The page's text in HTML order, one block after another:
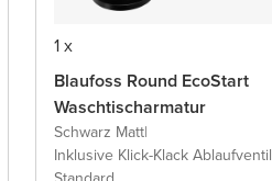
1 x
Blaufoss Round EcoStart
Waschtischarmatur
Schwarz Matt|
Inklusive Klick-Klack Ablaufventil